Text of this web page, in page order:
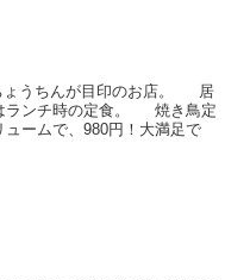
ょうちんが目印のお店。 居
ランチ時の定食。 焼き鳥定
ームで、980円！大満足で